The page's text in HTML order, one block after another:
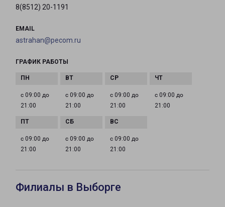
8(8512) 20-1191
EMAIL
astrahan@pecom.ru
ГРАФИК РАБОТЫ
с 09:00 до
21:00
с 09:00 до
21:00
с 09:00 до
21:00
с 09:00 до
21:00
с 09:00 до
21:00
с 09:00 до
21:00
с 09:00 до
21:00
Филиалы в Выборге